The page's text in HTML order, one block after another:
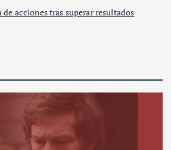
acciones tras superar resultados